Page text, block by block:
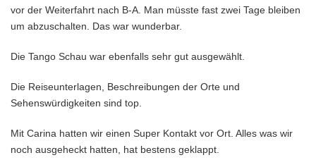
vor der Weiterfahrt nach B-A. Man müsste fast zwei Tage bleiben
um abzuschalten. Das war wunderbar.
Die Tango Schau war ebenfalls sehr gut ausgewählt.
Die Reiseunterlagen, Beschreibungen der Orte und
Sehenswürdigkeiten sind top.
Mit Carina hatten wir einen Super Kontakt vor Ort. Alles was wir
noch ausgeheckt hatten, hat bestens geklappt.